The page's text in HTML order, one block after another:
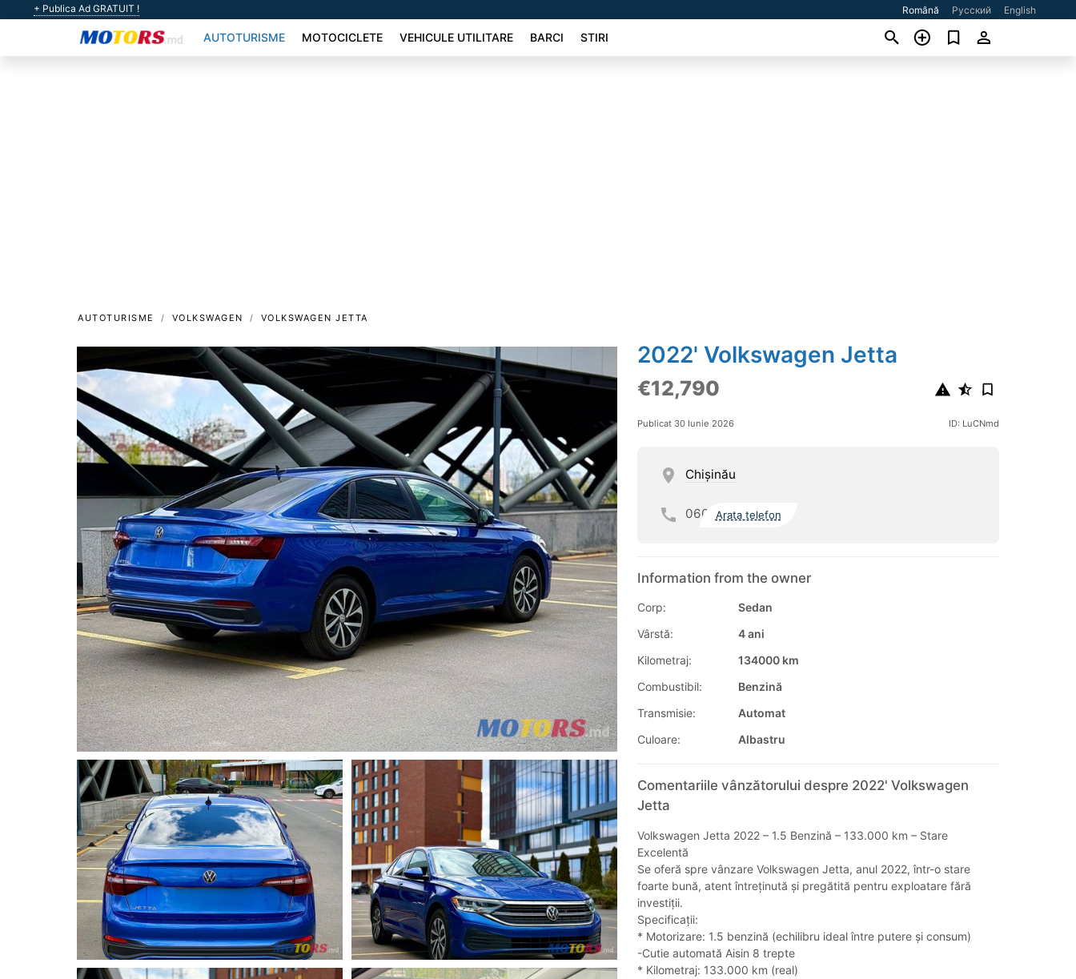
+ Publica Ad GRATUIT ! Română Русский English
AUTOTURISME MOTOCICLETE VEHICULE UTILITARE BARCI STIRI
AUTOTURISME VOLKSWAGEN VOLKSWAGEN JETTA
2022' Volkswagen Jetta
€12,790
Publicat 30 Iunie 2026 ID: LuCNmd
Chişinău
060 Arata telefon
Information from the owner
Corp:
Sedan
Vârstă:
4 ani
Kilometraj:
134000 km
Combustibil:
Benzină
Transmisie:
Automat
Culoare:
Albastru
Comentariile vânzătorului despre 2022' Volkswagen
Jetta
Volkswagen Jetta 2022 – 1.5 Benzină – 133.000 km – Stare
Excelentă
Se oferă spre vânzare Volkswagen Jetta, anul 2022, într-o stare
foarte bună, atent întreținută și pregătită pentru exploatare fără
investiții.
Specificații:
* Motorizare: 1.5 benzină (echilibru ideal între putere și consum)
-Cutie automată Aisin 8 trepte
* Kilometraj: 133.000 km (real)